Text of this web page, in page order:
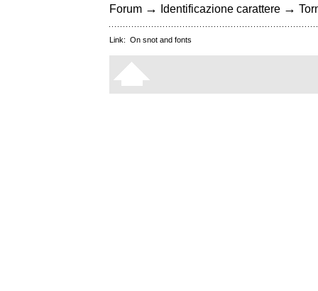
Forum → Identificazione carattere →
Link: On snot and fonts